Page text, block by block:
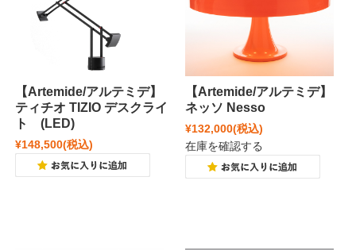
【Artemide/アルテミデ】
ティチオ TIZIO デスクライ
ト (LED)
¥148,500(税込)
【Artemide/アルテミデ】
ネッソ Nesso
¥132,000(税込)
在庫を確認する